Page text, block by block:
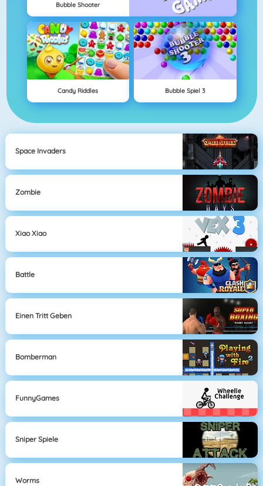
Bubble Shooter
Candy Riddles Bubble Spiel 3
Space Invaders
Zombie
Xiao Xiao
Battle
Einen Tritt Geben
Bomberman
FunnyGames
Sniper Spiele
Worms